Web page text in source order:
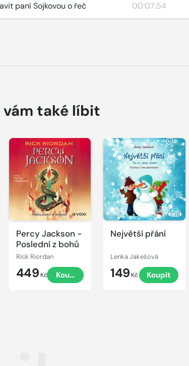
paní Sojkovou o řeč 00:07:54
vám také líbit
Percy Jackson -
Poslední z bohů
Rick Riordan
449 Kč Koupit
Přehrát
ukázku
Největší přání
Lenka Jakešová
149 Kč Koupit
Přehrát
ukázku